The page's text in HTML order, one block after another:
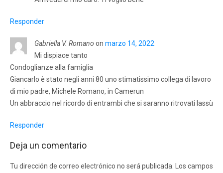
Responder
Gabriella V. Romano on marzo 14, 2022
Mi dispiace tanto
Condoglianze alla famiglia
Giancarlo è stato negli anni 80 uno stimatissimo collega di lavoro
di mio padre, Michele Romano, in Camerun
Un abbraccio nel ricordo di entrambi che si saranno ritrovati lassù
Responder
Deja un comentario
Tu dirección de correo electrónico no será publicada.
Los campos